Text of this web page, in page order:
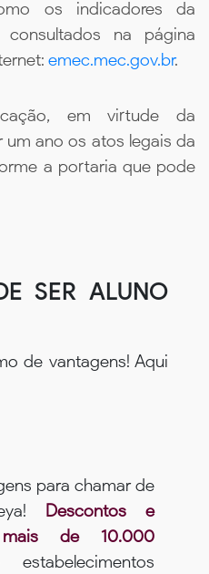
os indicadores da
na página
emec.mec.gov.br.
em virtude da
ano os atos legais da
a portaria que pode
SER ALUNO
de vantagens! Aqui
para chamar de
Descontos e
de 10.000
estabelecimentos